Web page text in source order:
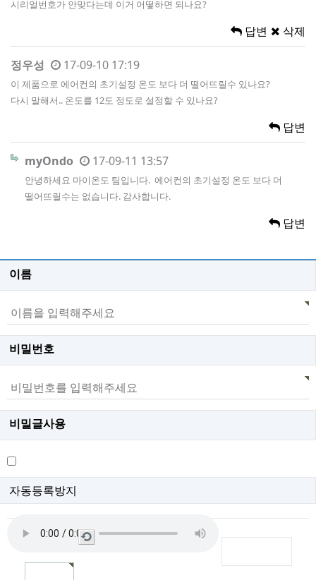
시리얼번호가 안맞다는데 이거 어떻하면 되나요?
답변 삭제
정우성 17-09-10 17:19
이 제품으로 에어컨의 초기설정 온도 보다 더 떨어뜨릴수 있나요?
다시 말해서.. 온도를 12도 정도로 설정할 수 있나요?
답변
myOndo 17-09-11 13:57
안녕하세요 마이온도 팀입니다. 에어컨의 초기설정 온도 보다 더
떨어뜨릴수는 없습니다. 감사합니다.
답변
이름
비밀번호
비밀글사용
자동등록방지
새